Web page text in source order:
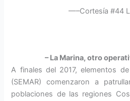
—–Cortesía #44
– La Marina, otro
A finales del 2017, elementos
(SEMAR) comenzaron a
poblaciones de las regiones